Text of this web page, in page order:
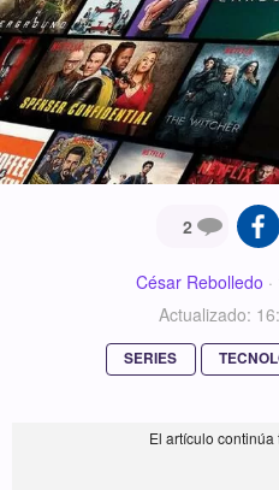
2
César Rebolledo ·
Actualizado:
SERIES